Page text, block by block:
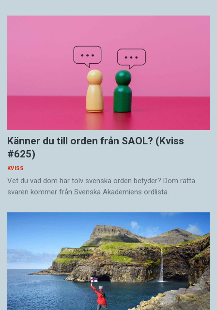
Känner du till orden från SAOL? (Kviss
#625)
KVISS
Vet du vad dom här tolv svenska orden betyder? Dom rätta
svaren kommer från Svenska Akademiens ordlista.